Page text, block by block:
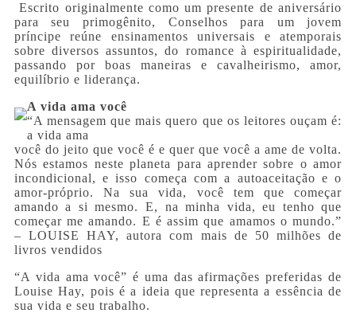
Escrito originalmente como um presente de aniversário
para seu primogênito, Conselhos para um jovem
príncipe reúne ensinamentos universais e atemporais
sobre diversos assuntos, do romance à espiritualidade,
passando por boas maneiras e cavalheirismo, amor,
equilíbrio e liderança.
A vida ama você
“A mensagem que mais quero que os leitores ouçam é:
a vida ama
você do jeito que você é e quer que você a ame de volta.
Nós estamos neste planeta para aprender sobre o amor
incondicional, e isso começa com a autoaceitação e o
amor-próprio. Na sua vida, você tem que começar
amando a si mesmo. E, na minha vida, eu tenho que
começar me amando. E é assim que amamos o mundo.”
– LOUISE HAY, autora com mais de 50 milhões de
livros vendidos
“A vida ama você” é uma das afirmações preferidas de
Louise Hay, pois é a ideia que representa a essência de
sua vida e seu trabalho.